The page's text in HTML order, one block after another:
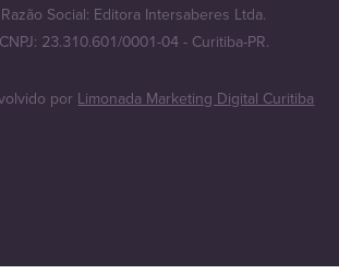
Razão Social: Editora Intersaberes Ltda.
CNPJ: 23.310.601/0001-04 - Curitiba-PR.
por Limonada Marketing Digital Curitiba